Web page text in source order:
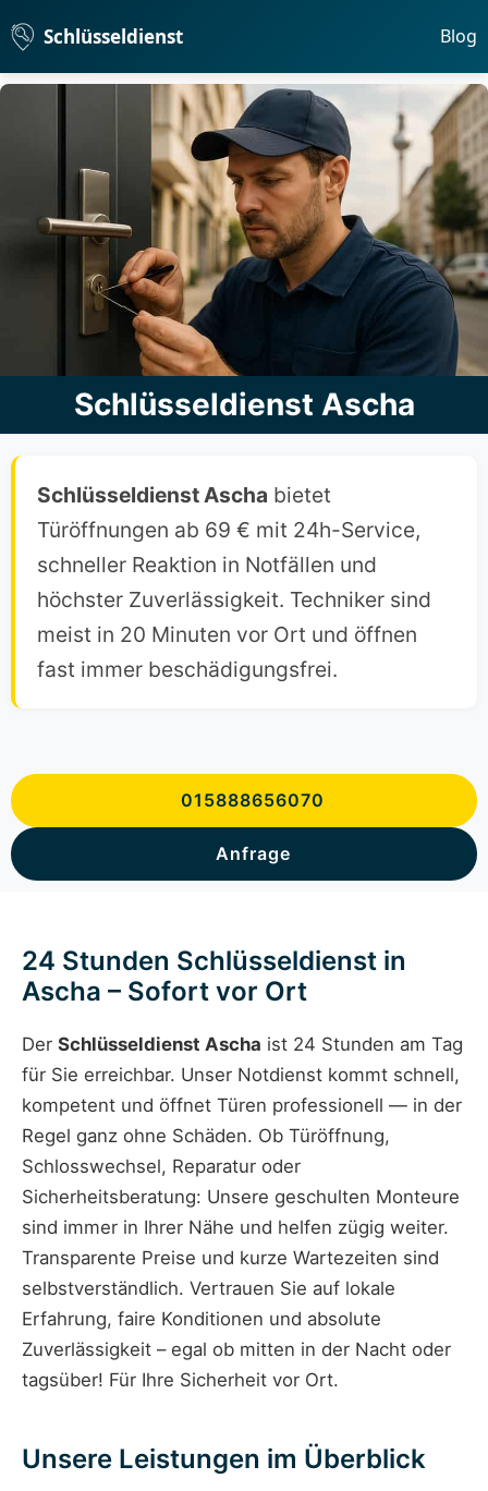
Schlüsseldienst Blog
Schlüsseldienst Ascha
Schlüsseldienst Ascha bietet
Türöffnungen ab 69 € mit 24h-Service,
schneller Reaktion in Notfällen und
höchster Zuverlässigkeit. Techniker sind
meist in 20 Minuten vor Ort und öffnen
fast immer beschädigungsfrei.
015888656070
Anfrage
24 Stunden Schlüsseldienst in
Ascha – Sofort vor Ort
Der Schlüsseldienst Ascha ist 24 Stunden am Tag
für Sie erreichbar. Unser Notdienst kommt schnell,
kompetent und öffnet Türen professionell — in der
Regel ganz ohne Schäden. Ob Türöffnung,
Schlosswechsel, Reparatur oder
Sicherheitsberatung: Unsere geschulten Monteure
sind immer in Ihrer Nähe und helfen zügig weiter.
Transparente Preise und kurze Wartezeiten sind
selbstverständlich. Vertrauen Sie auf lokale
Erfahrung, faire Konditionen und absolute
Zuverlässigkeit – egal ob mitten in der Nacht oder
tagsüber! Für Ihre Sicherheit vor Ort.
Unsere Leistungen im Überblick